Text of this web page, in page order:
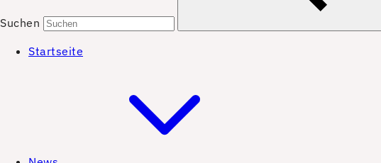
Suchen
Startseite